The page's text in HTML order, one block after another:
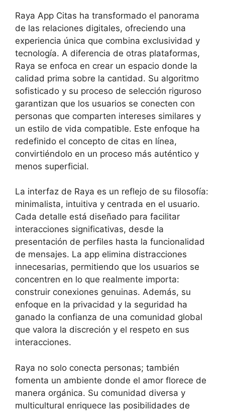
Raya App Citas ha transformado el panorama
de las relaciones digitales, ofreciendo una
experiencia única que combina exclusividad y
tecnología. A diferencia de otras plataformas,
Raya se enfoca en crear un espacio donde la
calidad prima sobre la cantidad. Su algoritmo
sofisticado y su proceso de selección riguroso
garantizan que los usuarios se conecten con
personas que comparten intereses similares y
un estilo de vida compatible. Este enfoque ha
redefinido el concepto de citas en línea,
convirtiéndolo en un proceso más auténtico y
menos superficial.
La interfaz de Raya es un reflejo de su filosofía:
minimalista, intuitiva y centrada en el usuario.
Cada detalle está diseñado para facilitar
interacciones significativas, desde la
presentación de perfiles hasta la funcionalidad
de mensajes. La app elimina distracciones
innecesarias, permitiendo que los usuarios se
concentren en lo que realmente importa:
construir conexiones genuinas. Además, su
enfoque en la privacidad y la seguridad ha
ganado la confianza de una comunidad global
que valora la discreción y el respeto en sus
interacciones.
Raya no solo conecta personas; también
fomenta un ambiente donde el amor florece de
manera orgánica. Su comunidad diversa y
multicultural enriquece las posibilidades de